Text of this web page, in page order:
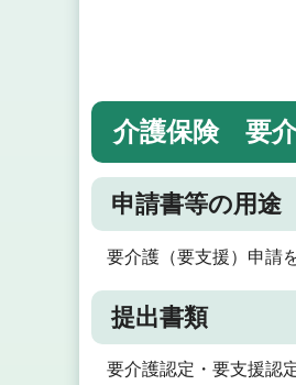
介護保険 要
申請書等の用途
要介護（要支援）申請
提出書類
要介護認定・要支援認